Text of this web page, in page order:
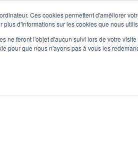
Ces cookies permettent d'améliorer
plus d'informations sur les cookies que nous
ne feront l'objet d'aucun suivi lors de votre
pour que nous n'ayons pas à vous les
Produits Nos engagements Où nous